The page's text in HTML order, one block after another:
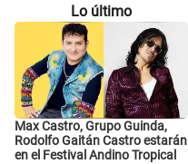
Lo último
Max Castro, Grupo Guinda,
Rodolfo Gaitán Castro estarán
en el Festival Andino Tropical